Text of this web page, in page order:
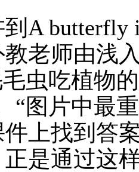
A butterfly
老师由浅
虫吃植物
“图片中最
上找到答
是通过这